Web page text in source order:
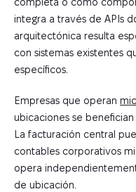
integra a través de APIs
arquitectónica resulta
con sistemas existentes
específicos.
Empresas que operan
ubicaciones se
La facturación central
contables corporativos
opera
de ubicación.